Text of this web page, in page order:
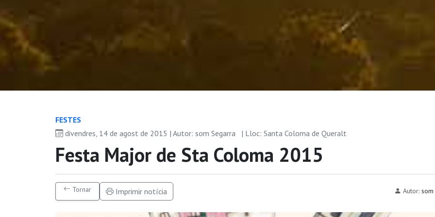
FESTES
divendres, 14 de agost de 2015 | Autor: som Segarra
| Lloc: Santa Coloma de Queralt
Festa Major de Sta Coloma 2015
Tornar Imprimir notícia Autor: